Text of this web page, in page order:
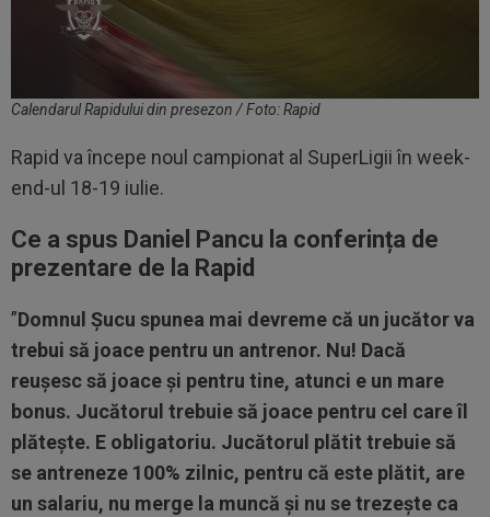
Calendarul Rapidului din presezon / Foto: Rapid
Rapid va începe noul campionat al SuperLigii în week-
end-ul 18-19 iulie.
Ce a spus Daniel Pancu la conferința de
prezentare de la Rapid
”Domnul Șucu spunea mai devreme că un jucător va
trebui să joace pentru un antrenor. Nu! Dacă
reușesc să joace și pentru tine, atunci e un mare
bonus. Jucătorul trebuie să joace pentru cel care îl
plătește. E obligatoriu. Jucătorul plătit trebuie să
se antreneze 100% zilnic, pentru că este plătit, are
un salariu, nu merge la muncă și nu se trezește ca